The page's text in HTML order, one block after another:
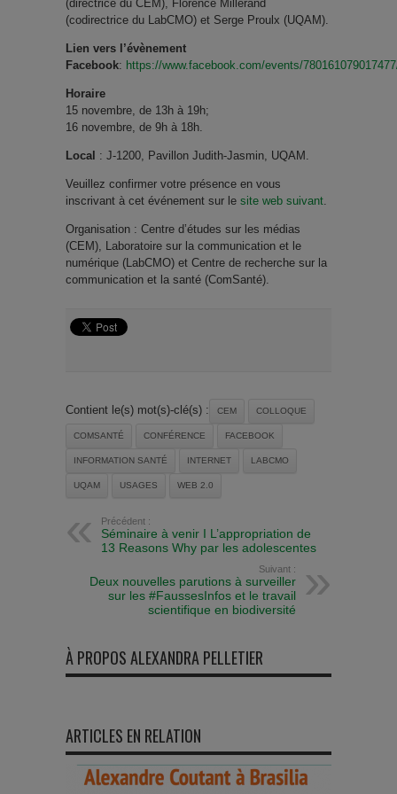
(directrice du CEM), Florence Millerand
(codirectrice du LabCMO) et Serge Proulx (UQAM).
Lien vers l’évènement
Facebook: https://www.facebook.com/events/
Horaire
15 novembre, de 13h à 19h;
16 novembre, de 9h à 18h.
Local : J-1200, Pavillon Judith-Jasmin, UQAM.
Veuillez confirmer votre présence en vous
inscrivant à cet événement sur le site web suivant
Organisation : Centre d’études sur les médias
(CEM), Laboratoire sur la communication et le
numérique (LabCMO) et Centre de recherche sur la
communication et la santé (ComSanté).
Contient le(s) mot(s)-clé(s) : CEM COLLOQUE
COMSANTÉ CONFÉRENCE FACEBOOK
INFORMATION SANTÉ INTERNET LABCMO
UQAM USAGES WEB 2.0
Précédent :
Séminaire à venir I L’appropriation de
13 Reasons Why par les adolescentes
Suivant :
Deux nouvelles parutions à surveiller
sur les #FaussesInfos et le travail
scientifique en biodiversité
À PROPOS ALEXANDRA PELLETIER
ARTICLES EN RELATION